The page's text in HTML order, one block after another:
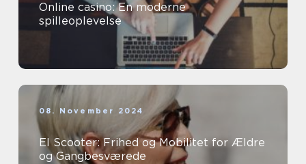
Online casino: En moderne
spilleoplevelse
08. November 2024
El Scooter: Frihed og Mobilitet for Ældre
og Gangbesværede